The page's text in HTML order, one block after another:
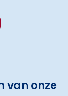
van onze